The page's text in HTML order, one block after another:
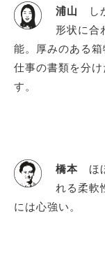
浦山
し
形状に合
能。厚みのある
仕事の書類を分
す。
橋本 ほ
れる柔軟
には心強い。